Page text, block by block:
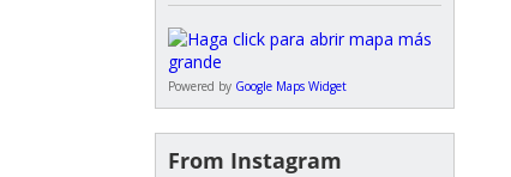
Powered by Google Maps Widget
From Instagram